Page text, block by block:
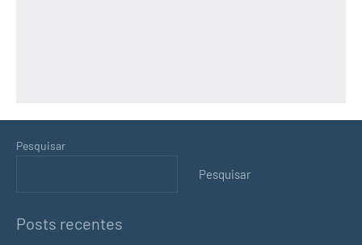
Pesquisar
Pesquisar
Posts recentes